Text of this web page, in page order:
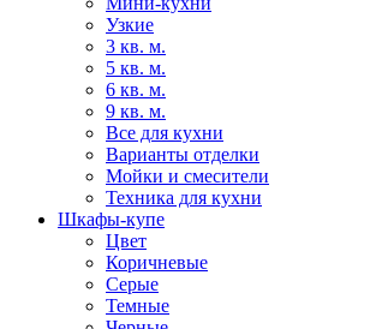
Узкие
3 кв. м.
5 кв. м.
6 кв. м.
9 кв. м.
Все для кухни
Варианты отделки
Мойки и смесители
Техника для кухни
Шкафы-купе
Цвет
Коричневые
Серые
Темные